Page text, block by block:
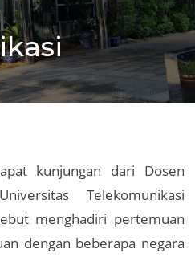
kunjungan dari Dosen
Telekomunikasi
menghadiri pertemuan
dengan beberapa negara